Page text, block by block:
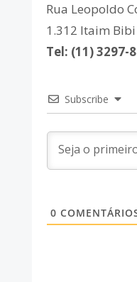
Rua Leopoldo
1.312 Itaim
Tel: (11) 3297-
Subscribe
0